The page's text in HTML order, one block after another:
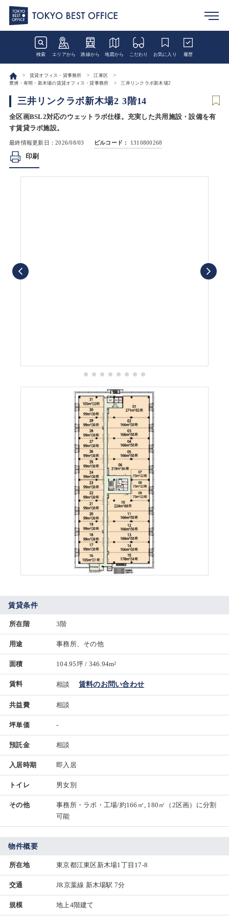
検索 エリアから 路線から 地図から こだわり お気に入り 履歴
賃貸オフィス・貸事務所
江東区
豊洲・有明・新木場の賃貸オフィス・貸事務所
三井リンクラボ新木場2
三井リンクラボ新木場2 3階14
全区画BSL2対応のウェットラボ仕様。充実した共用施設・設備を有
す賃貸ラボ施設。
最終情報更新日：2026/08/03 ビルコード： 1310800268
印刷
賃貸条件
所在階 3階
用途 事務所、その他
面積 104.95坪 / 346.94m²
賃料 相談 賃料のお問い合わせ
共益費 相談
坪単価 -
預託金 相談
入居時期 即入居
トイレ 男女別
その他
事務所・ラボ・工場/約166㎡, 180㎡（2区画）に分割
可能
物件概要
所在地 東京都江東区新木場1丁目17-8
交通 JR京葉線 新木場駅 7分
規模 地上4階建て